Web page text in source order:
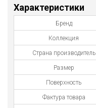
Характеристики
Бренд
Коллекция
Страна производитель
Размер
Поверхность
Фактура товара